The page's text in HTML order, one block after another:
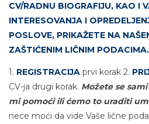
CV/RADNU BIOGRAFIJU, KAO I
INTERESOVANJA I
POSLOVE, PRIKAŽETE NA
ZAŠTIĆENIM LIČNIM PODACIMA.
1. REGISTRACIJA prvi korak 2.
CV-ja drugi korak. Možete se
mi pomoći ili ćemo to uraditi
nece moći da vide Vaše lične